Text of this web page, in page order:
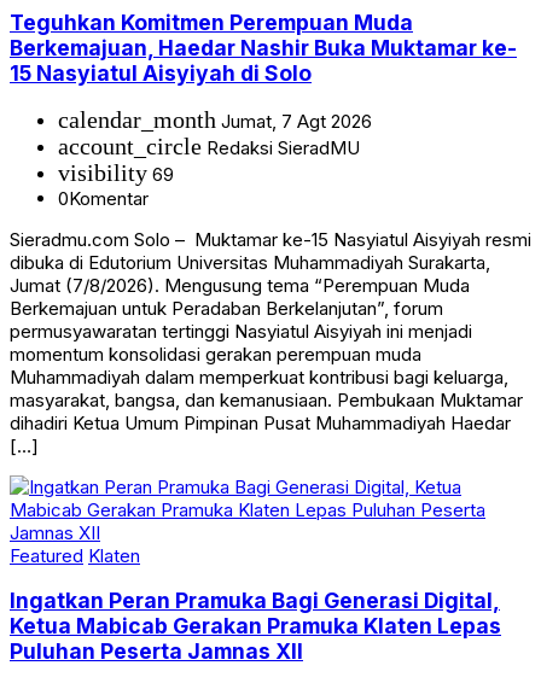
Teguhkan Komitmen Perempuan Muda
Berkemajuan, Haedar Nashir Buka Muktamar ke-
15 Nasyiatul Aisyiyah di Solo
calendar_month Jumat, 7 Agt 2026
account_circle Redaksi SieradMU
visibility 69
0Komentar
Sieradmu.com Solo – Muktamar ke-15 Nasyiatul Aisyiyah resmi
dibuka di Edutorium Universitas Muhammadiyah Surakarta,
Jumat (7/8/2026). Mengusung tema “Perempuan Muda
Berkemajuan untuk Peradaban Berkelanjutan”, forum
permusyawaratan tertinggi Nasyiatul Aisyiyah ini menjadi
momentum konsolidasi gerakan perempuan muda
Muhammadiyah dalam memperkuat kontribusi bagi keluarga,
masyarakat, bangsa, dan kemanusiaan. Pembukaan Muktamar
dihadiri Ketua Umum Pimpinan Pusat Muhammadiyah Haedar
[…]
Featured Klaten
Ingatkan Peran Pramuka Bagi Generasi Digital,
Ketua Mabicab Gerakan Pramuka Klaten Lepas
Puluhan Peserta Jamnas XII